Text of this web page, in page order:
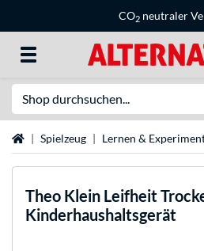
CO2 neutraler
StartseiteSpielzeug Lernen &
Theo Klein Leifheit
Kinderhaushaltsgerät